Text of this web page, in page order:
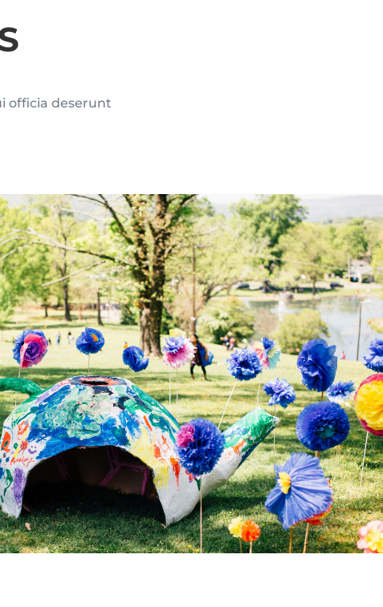
officia deserunt